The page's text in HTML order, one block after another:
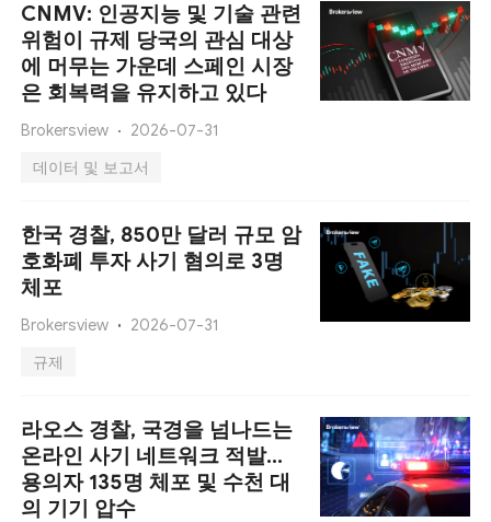
CNMV: 인공지능 및 기술 관련
위험이 규제 당국의 관심 대상
에 머무는 가운데 스페인 시장
은 회복력을 유지하고 있다
Brokersview
2026-07-31
데이터 및 보고서
한국 경찰, 850만 달러 규모 암
호화폐 투자 사기 혐의로 3명
체포
Brokersview
2026-07-31
규제
라오스 경찰, 국경을 넘나드는
온라인 사기 네트워크 적발…
용의자 135명 체포 및 수천 대
의 기기 압수